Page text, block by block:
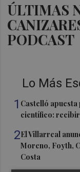
ÚLTIMAS
PODCAST
Lo Más
1 Castelló
científico:
2El Villarreal
Moreno, Foyth,
Costa